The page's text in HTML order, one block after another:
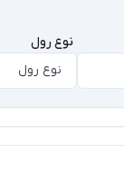
نوع رول
نوع رول